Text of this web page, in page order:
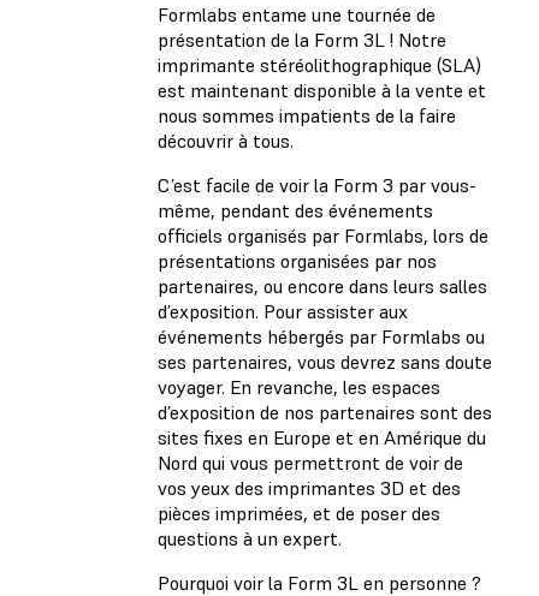
Formlabs entame une tournée de
présentation de la Form 3L ! Notre
imprimante stéréolithographique (SLA)
est maintenant disponible à la vente et
nous sommes impatients de la faire
découvrir à tous.
C’est facile de voir la Form 3 par vous-
même, pendant des événements
officiels organisés par Formlabs, lors de
présentations organisées par nos
partenaires, ou encore dans leurs salles
d’exposition. Pour assister aux
événements hébergés par Formlabs ou
ses partenaires, vous devrez sans doute
voyager. En revanche, les espaces
d’exposition de nos partenaires sont des
sites fixes en Europe et en Amérique du
Nord qui vous permettront de voir de
vos yeux des imprimantes 3D et des
pièces imprimées, et de poser des
questions à un expert.
Pourquoi voir la Form 3L en personne ?